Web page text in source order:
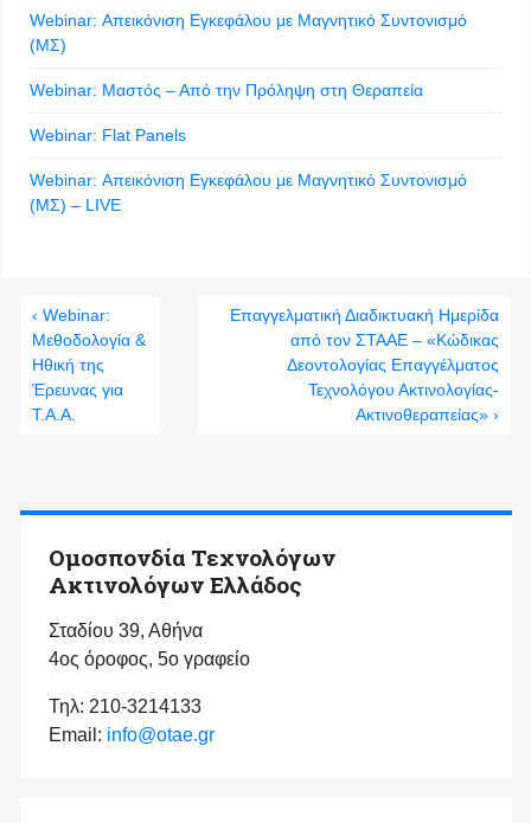
Webinar: Απεικόνιση Εγκεφάλου με Μαγνητικό Συντονισμό
(ΜΣ)
Webinar: Μαστός – Από την Πρόληψη στη Θεραπεία
Webinar: Flat Panels
Webinar: Απεικόνιση Εγκεφάλου με Μαγνητικό Συντονισμό
(ΜΣ) – LIVE
‹ Webinar:
Μεθοδολογία &
Ηθική της
Έρευνας για
Τ.Α.Α.
Επαγγελματική Διαδικτυακή Ημερίδα
από τον ΣΤΑΑΕ – «Κώδικας
Δεοντολογίας Επαγγέλματος
Τεχνολόγου Ακτινολογίας-
Ακτινοθεραπείας» ›
Ομοσπονδία Τεχνολόγων
Ακτινολόγων Ελλάδος
Σταδίου 39, Αθήνα
4ος όροφος, 5ο γραφείο
Τηλ: 210-3214133
Email: info@otae.gr